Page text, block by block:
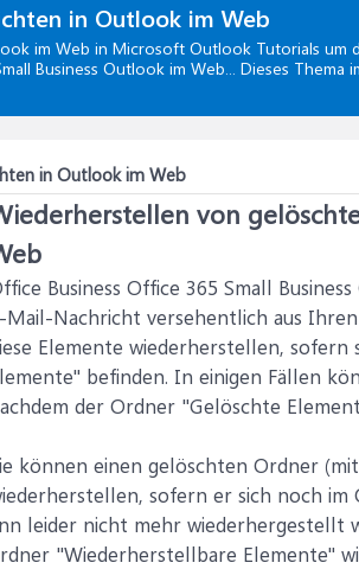
in Outlook im Web
im Web in Microsoft Outlook Tutorials um
Business Outlook im Web... Dieses Thema
in Outlook im Web
von
Business Office 365 Small
Mail-Nachricht versehentlich aus
Elemente wiederherstellen,
befinden. In einigen Fällen
der Ordner "Gelöschte
können einen gelöschten Ordner
sofern er sich noch
leider nicht mehr wiederhergestellt
"Wiederherstellbare Elemente"